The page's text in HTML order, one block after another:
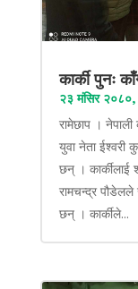
कार्की पुनः
२३ मंसिर २०८०,
रामेछाप ।
युवा नेता ईश्वरी
छन् । कार्कीलाई
रामचन्द्र पौडेलले
छन् । कार्कीले...